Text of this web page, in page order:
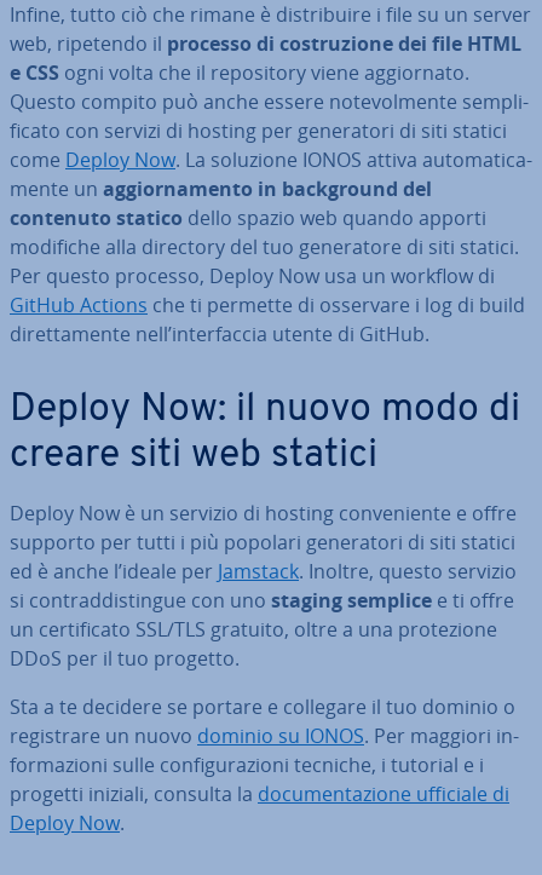
Infine, tutto ciò che rimane è di­stri­bui­re i file su un server
web, ripetendo il processo di co­stru­zio­ne dei file HTML
e CSS ogni volta che il re­po­si­to­ry viene ag­gior­na­to.
Questo compito può anche essere no­te­vol­men­te sem­pli­
fi­ca­to con servizi di hosting per ge­ne­ra­to­ri di siti statici
come Deploy Now. La soluzione IONOS attiva au­to­ma­ti­ca­
men­te un ag­gior­na­men­to in back­ground del
contenuto statico dello spazio web quando apporti
modifiche alla directory del tuo ge­ne­ra­to­re di siti statici.
Per questo processo, Deploy Now usa un workflow di
GitHub Actions che ti permette di osservare i log di build
di­ret­ta­men­te nell’in­ter­fac­cia utente di GitHub.
Deploy Now: il nuovo modo di
creare siti web statici
Deploy Now è un servizio di hosting con­ve­nien­te e offre
supporto per tutti i più popolari ge­ne­ra­to­ri di siti statici
ed è anche l’ideale per Jamstack. Inoltre, questo servizio
si con­trad­di­stin­gue con uno staging semplice e ti offre
un cer­ti­fi­ca­to SSL/TLS gratuito, oltre a una pro­te­zio­ne
DDoS per il tuo progetto.
Sta a te decidere se portare e collegare il tuo dominio o
re­gi­stra­re un nuovo dominio su IONOS. Per maggiori in­
for­ma­zio­ni sulle con­fi­gu­ra­zio­ni tecniche, i tutorial e i
progetti iniziali, consulta la do­cu­men­ta­zio­ne ufficiale di
Deploy Now.